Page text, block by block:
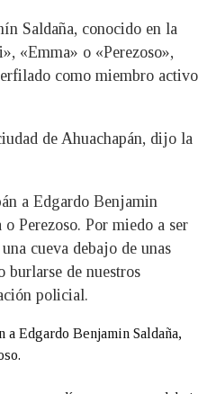
Saldaña, conocido en la
«Emma» o «Perezoso»,
como miembro activo
de Ahuachapán, dijo la
a Edgardo Benjamin
Perezoso. Por miedo a ser
cueva debajo de unas
burlarse de nuestros
policial.
a Edgardo Benjamin Saldaña,